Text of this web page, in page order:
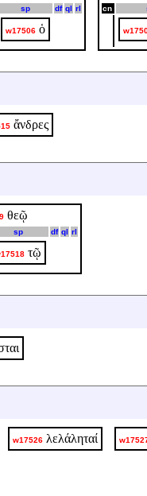
sp df ql rl
w17506 ὁ
cn
ἄνδρες
θεῷ
sp df ql rl
τῷ
w17526 λελάληταί